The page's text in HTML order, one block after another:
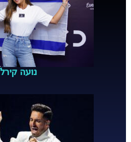
נועה קירל